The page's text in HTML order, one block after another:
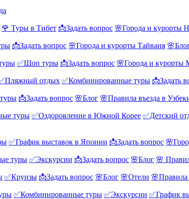
🌹 Туры в Тибет 📩Задать вопрос 🌸Города и курорты
📩Задать вопрос 🌸Города и курорты Тайваня
✅Шоп туры 📩Задать вопрос 🌸Города и курорты
отдых ✅Комбинированные туры 📩Задать
📩Задать вопрос 🌸Блог 🌸Правила въезда в
туры ✅Оздоровление в Южной Корее ✅Детский
✅График выставок в Японии 📩Задать вопрос
туры ✅Экскурсии 📩Задать вопрос 🌸Блог 🌸
✅Круизы 📩Задать вопрос 🌸Блог 🌸Отели 🌸Правила
✅Комбинированные туры ✅Экскурсии ✅График